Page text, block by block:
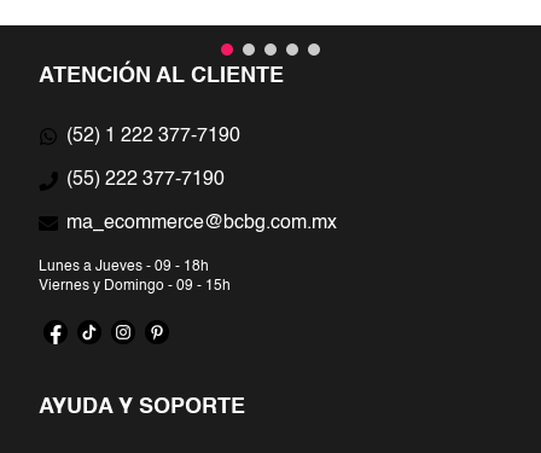
ATENCIÓN AL CLIENTE
(52) 1 222 377-7190
(55) 222 377-7190
ma_ecommerce@bcbg.com.mx
Lunes a Jueves - 09 - 18h
Viernes y Domingo - 09 - 15h
AYUDA Y SOPORTE